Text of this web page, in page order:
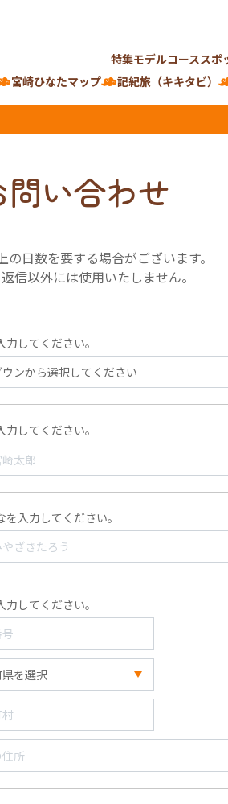
特集モデルコーススポ
宮崎ひなたマップ
記紀旅（キキタビ）
問い合わせ
日数を要する場合がございます。
信以外には使用いたしません。
力してください。
力してください。
を入力してください。
力してください。